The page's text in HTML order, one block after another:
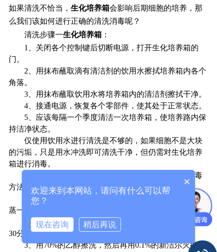
如果清洗不恰当， 生化培养箱会影响后期细胞的培养，那
么我们该如何进行正确的清洗消毒呢？
清洗步骤一生化培养箱：
1、关闭各个控制键后切断电源，打开生化培养箱的
门。
2、用抹布蘸取滴有清洁剂的饮用水擦拭培养箱内各个
角落。
3、用抹布蘸取饮用水将培养箱内的清洁剂擦拭干净。
4、接通电源，恢复各个零部件，使其处于正常状态。
5、应该每隔一个季度清洁一次培养箱，使培养路内保
持洁净状态。
仅使用饮用水进行清洗是不够的，如果细胞不是大块
的污垢，只是用水冲洗即可清洗干净，但仍需对生化培养
箱进行消毒。
其实消毒的方法比较简单，不同的使用者采用的消毒
方法也不同：
1、先用75%的酒精擦拭内壁，然后用甲醛 高锰酸钾熏
蒸一个晚上,然后通风一星期同时打开紫外线照射。
2、先用75%酒精擦拭内壁，通风10分钟，紫外线照射
30分钟。
3、用70%的乙醇擦洗，然后再用0.1%的新洁尔灭擦
×
欢迎来到本网站，请问有什么可以帮
您？
现在咨询 稍后再说